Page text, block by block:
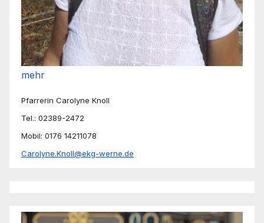
mehr
Pfarrerin Carolyne Knoll
Tel.: 02389-2472
Mobil: 0176 14211078
Carolyne.Knoll@ekg-werne.de